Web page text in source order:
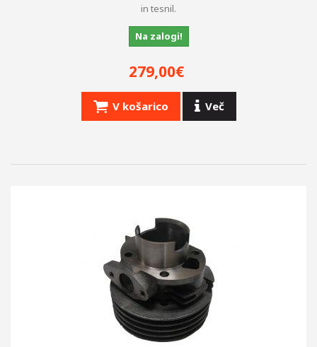
in tesnil.
Na zalogi!
279,00€
V košarico Več